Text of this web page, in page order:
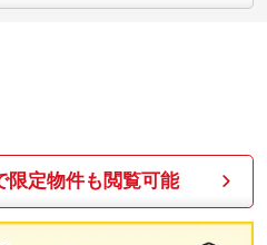
限定物件も閲覧可能